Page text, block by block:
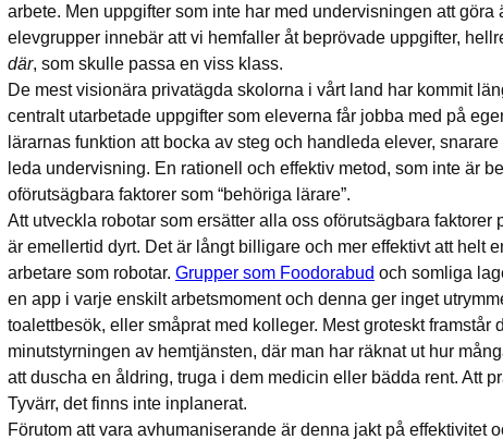
arbete. Men uppgifter som inte har med undervisningen att göra
elevgrupper innebär att vi hemfaller åt beprövade uppgifter,
där, som skulle passa en viss klass.
De mest visionära privatägda skolorna i vårt land har kommit
centralt utarbetade uppgifter som eleverna får jobba med på
lärarnas funktion att bocka av steg och handleda elever,
leda undervisning. En rationell och effektiv metod, som inte är
oförutsägbara faktorer som “behöriga lärare”.
Att utveckla robotar som ersätter alla oss oförutsägbara faktorer
är emellertid dyrt. Det är långt billigare och mer effektivt att helt
arbetare som robotar. Grupper som Foodorabud och somliga
en app i varje enskilt arbetsmoment och denna ger inget
toalettbesök, eller småprat med kolleger. Mest groteskt framstår
minutstyrningen av hemtjänsten, där man har räknat ut hur
att duscha en åldring, truga i dem medicin eller bädda rent. Att
Tyvärr, det finns inte inplanerat.
Förutom att vara avhumaniserande är denna jakt på effektivitet